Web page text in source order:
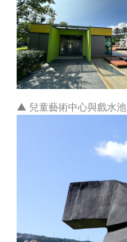
▲ 兒童藝術中心與戲水池